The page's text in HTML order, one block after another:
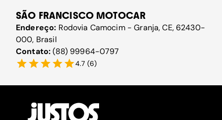
SÃO FRANCISCO MOTOCAR
Endereço: Rodovia Camocim - Granja, CE, 62430-
000, Brasil
Contato:(88) 99964-0797
4.7 (6)